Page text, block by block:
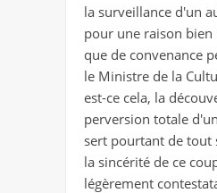
la surveillance d'un
pour une raison
que de convenance
le Ministre de la
est-ce cela, la
perversion totale
sert pourtant de tout
la sincérité de ce
légèrement